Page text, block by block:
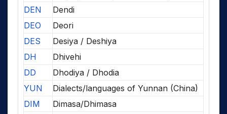
DEN
Dendi
DEO
Deori
DES
Desiya / Deshiya
DH
Dhivehi
DD
Dhodiya / Dhodia
YUN
Dialects/languages of Yunnan (China)
DIM
Dimasa/Dhimasa